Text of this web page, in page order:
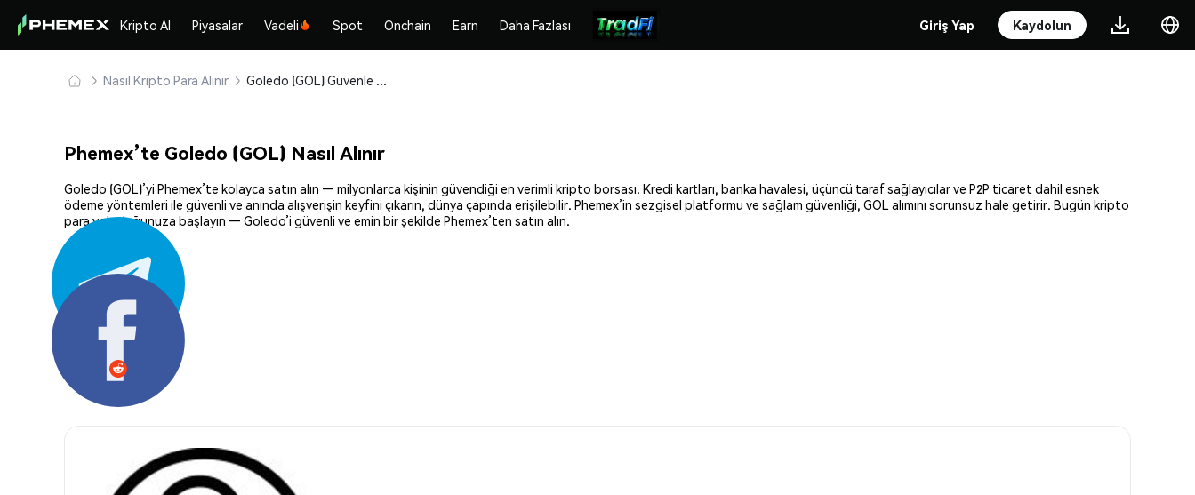
Kripto Al Piyasalar Vadeli Spot Onchain Earn Daha Fazlası Giriş Yap Kaydolun
Nasıl Kripto Para Alınır Goledo (GOL) Güvenle Satın Alın ve Saklayın
Phemex’te Goledo (GOL) Nasıl Alınır
Goledo (GOL)’yi Phemex’te kolayca satın alın — milyonlarca kişinin güvendiği en verimli kripto borsası. Kredi kartları, banka havalesi, üçüncü taraf sağlayıcılar ve P2P ticaret dahil esnek
ödeme yöntemleri ile güvenli ve anında alışverişin keyfini çıkarın, dünya çapında erişilebilir. Phemex’in sezgisel platformu ve sağlam güvenliği, GOL alımını sorunsuz hale getirir. Bugün kripto
para yolculuğunuza başlayın — Goledo’i güvenli ve emin bir şekilde Phemex’ten satın alın.